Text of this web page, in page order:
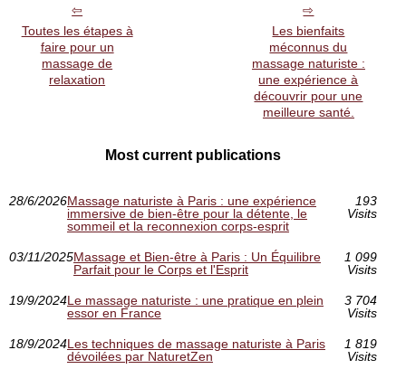
Toutes les étapes à
faire pour un
massage de
relaxation
Les bienfaits
méconnus du
massage naturiste :
une expérience à
découvrir pour une
meilleure santé.
Most current publications
28/6/2026Massage naturiste à Paris : une expérience
immersive de bien-être pour la détente, le
sommeil et la reconnexion corps-esprit
193
Visits
03/11/2025Massage et Bien-être à Paris : Un Équilibre
Parfait pour le Corps et l'Esprit
1 099
Visits
19/9/2024Le massage naturiste : une pratique en plein
essor en France
3 704
Visits
18/9/2024Les techniques de massage naturiste à Paris
dévoilées par NaturetZen
1 819
Visits